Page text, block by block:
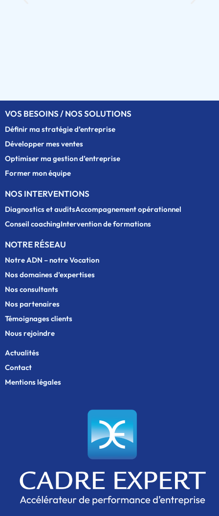
VOS BESOINS / NOS SOLUTIONS
Définir ma stratégie d’entreprise
Développer mes ventes
Optimiser ma gestion d’entreprise
Former mon équipe
NOS INTERVENTIONS
Diagnostics et auditsAccompagnement opérationnel
Conseil coachingIntervention de formations
NOTRE RÉSEAU
Notre ADN – notre Vocation
Nos domaines d’expertises
Nos consultants
Nos partenaires
Témoignages clients
Nous rejoindre
Actualités
Contact
Mentions légales